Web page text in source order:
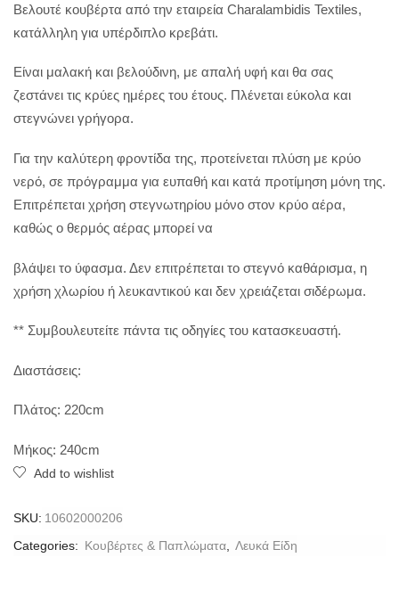
Βελουτέ κουβέρτα από την εταιρεία Charalambidis Textiles,
κατάλληλη για υπέρδιπλο κρεβάτι.
Είναι μαλακή και βελούδινη, με απαλή υφή και θα σας
ζεστάνει τις κρύες ημέρες του έτους. Πλένεται εύκολα και
στεγνώνει γρήγορα.
Για την καλύτερη φροντίδα της, προτείνεται πλύση με κρύο
νερό, σε πρόγραμμα για ευπαθή και κατά προτίμηση μόνη της.
Επιτρέπεται χρήση στεγνωτηρίου μόνο στον κρύο αέρα,
καθώς ο θερμός αέρας μπορεί να
βλάψει το ύφασμα. Δεν επιτρέπεται το στεγνό καθάρισμα, η
χρήση χλωρίου ή λευκαντικού και δεν χρειάζεται σιδέρωμα.
** Συμβουλευτείτε πάντα τις οδηγίες του κατασκευαστή.
Διαστάσεις:
Πλάτος: 220cm
Μήκος: 240cm
Add to wishlist
SKU: 10602000206
Categories: Κουβέρτες & Παπλώματα Λευκά Είδη